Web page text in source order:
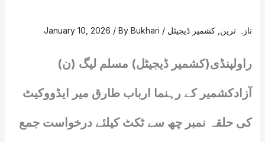
تازہ ترین کشمیر ڈیجیٹل /
January 10, 2026 / ByBukhari
راولپنڈی(کشمیر ڈیجیٹل) مسلم لیگ (ن)
آزادکشمیر کے رہنما ارباب طارق میر ایڈووکیٹ
کی حلقہ نمبر چھ سے ٹکٹ کیلئے درخواست جمع